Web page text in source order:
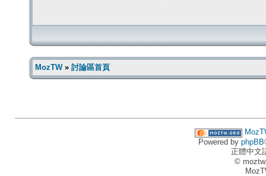
MozTW» 討論區首頁
Powered by phpBB
正體中文
©